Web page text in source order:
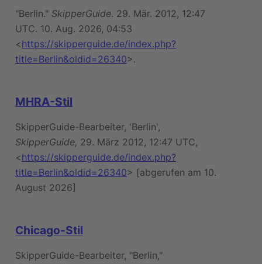
"Berlin." SkipperGuide. 29. Mär. 2012, 12:47
UTC. 10. Aug. 2026, 04:53
<https://skipperguide.de/index.php?
title=Berlin&oldid=26340>.
MHRA-Stil
SkipperGuide-Bearbeiter, 'Berlin',
SkipperGuide, 29. März 2012, 12:47 UTC,
<https://skipperguide.de/index.php?
title=Berlin&oldid=26340> [abgerufen am 10.
August 2026]
Chicago-Stil
SkipperGuide-Bearbeiter, "Berlin,"